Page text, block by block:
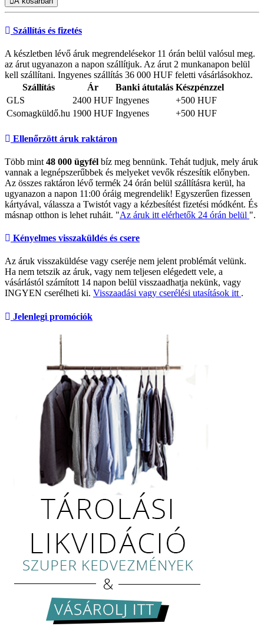
Szállítás és fizetés
A készletben lévő áruk megrendelésekor 11 órán belül valósul meg.
az árut ugyanazon a napon szállítjuk. Az árut 2 munkanapon belül
kell szállítani. Ingyenes szállítás 36 000 HUF feletti vásárlásokhoz.
Szállítás
Ár Banki átutalás Készpénzzel
GLS
2400 HUF Ingyenes
+500 HUF
Csomagküldő.hu 1900 HUF Ingyenes +500 HUF
Ellenőrzött áruk raktáron
Több mint 48 000 ügyfél bíz meg bennünk. Tehát tudjuk, mely áruk
vannak a legnépszerűbbek és melyeket vevők részesítik előnyben.
Az összes raktáron lévő termék 24 órán belül szállításra kerül, ha
ugyanazon a napon 11:00 óráig megrendelik! Egyszerűen fizessen
kártyával, válassza a Twistót vagy a kézbesítést fizetési módként. És
másnap otthon is lehet ruháit. "Az áruk itt elérhetők 24 órán belül ".
Kényelmes visszaküldés és csere
Az áruk visszaküldése vagy cseréje nem jelent problémát velünk.
Ha nem tetszik az áruk, vagy nem teljesen elégedett vele, a
vásárlástól számított 14 napon belül visszaadhatja nekünk, vagy
INGYEN cserélheti ki. Visszaadási vagy cserélési utasítások itt .
Jelenlegi promóciók